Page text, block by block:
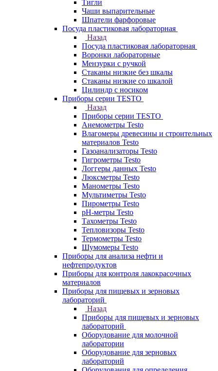
Тигли
Чаши выпарительные
Шпатели фарфоровые
Посуда пластиковая лабораторная
Назад
Посуда пластиковая лабораторная
Воронки лабораторные
Мензурки с ручкой
Стаканы низкие без шкалы
Стаканы низкие со шкалой
Цилиндр с носиком
Приборы серии TESTO
Назад
Приборы серии TESTO
Анемометры Testo
Влагомеры древесины и строительных
материалов Testo
Газоанализаторы Testo
Гигрометры Testo
Логгеры данных Testo
Люксметры Testo
Манометры Testo
Мультиметры Testo
Пирометры Testo
pH-метры Testo
Тахометры Testo
Тепловизоры Testo
Термометры Testo
Шумомеры Testo
Приборы для анализа нефти и
нефтепродуктов
Приборы для контроля лакокрасочных
материалов
Приборы для пищевых и зерновых
лабораторий
Назад
Приборы для пищевых и зерновых
лабораторий
Оборудование для молочной
лаборатории
Оборудование для зерновых
лабораторий